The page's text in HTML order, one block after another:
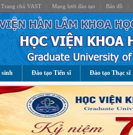
Trang chủ VAST| Mạng lưới đào tạo Bản đồ
sinh Đào tạo Tiến sĩ Đào tạo Thạc sĩ